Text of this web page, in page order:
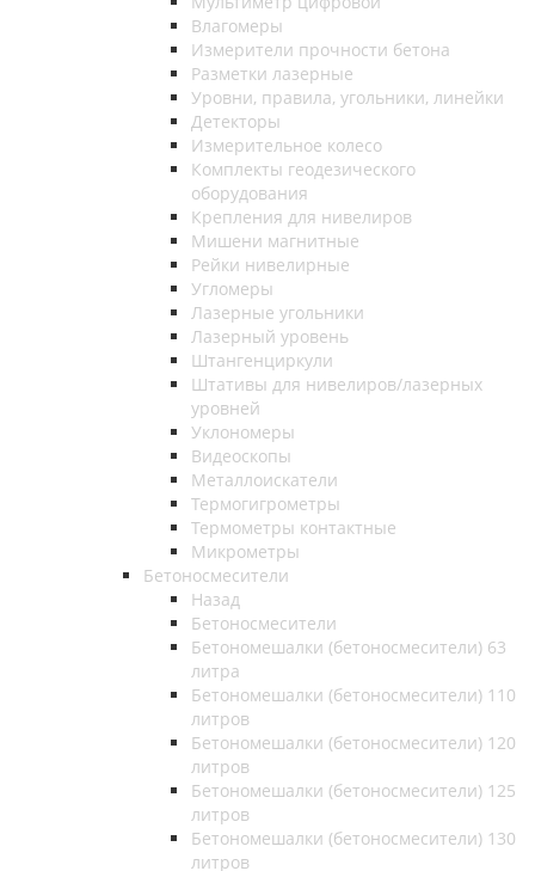
Влагомеры
Измерители прочности бетона
Разметки лазерные
Уровни, правила, угольники, линейки
Детекторы
Измерительное колесо
Комплекты геодезического
оборудования
Крепления для нивелиров
Мишени магнитные
Рейки нивелирные
Угломеры
Лазерные угольники
Лазерный уровень
Штангенциркули
Штативы для нивелиров/лазерных
уровней
Уклономеры
Видеоскопы
Металлоискатели
Термогигрометры
Термометры контактные
Микрометры
Бетоносмесители
Назад
Бетоносмесители
Бетономешалки (бетоносмесители) 63
литра
Бетономешалки (бетоносмесители) 110
литров
Бетономешалки (бетоносмесители) 120
литров
Бетономешалки (бетоносмесители) 125
литров
Бетономешалки (бетоносмесители) 130
литров